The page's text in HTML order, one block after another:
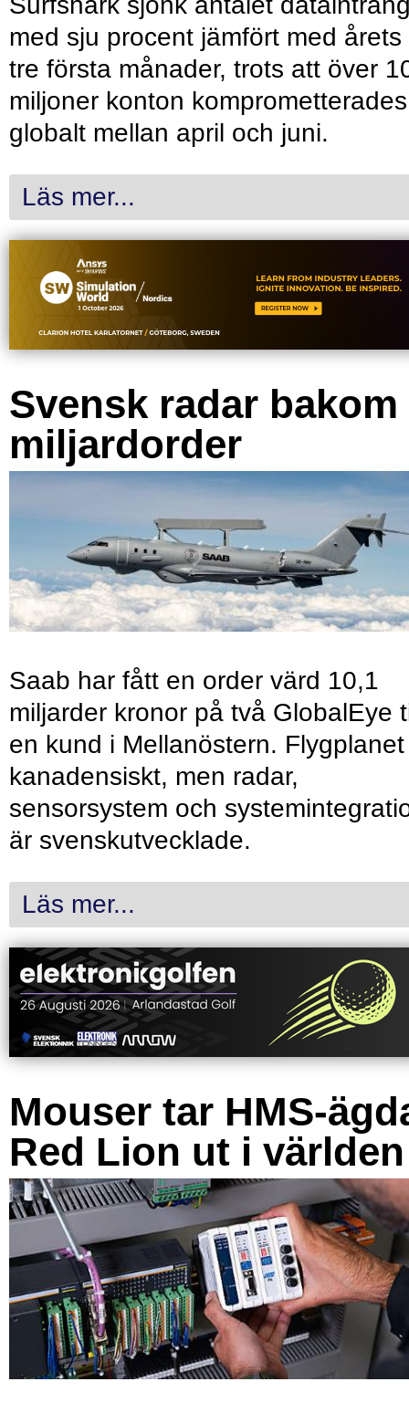
med sju procent jämfört med årets
tre första månader, trots att över
miljoner konton komprometterades
globalt mellan april och juni.
Läs mer...
Svensk radar bakom
miljardorder
Saab har fått en order värd 10,1
miljarder kronor på två GlobalEye
en kund i Mellanöstern.
kanadensiskt, men radar,
sensorsystem och
är svenskutvecklade.
Läs mer...
Mouser tar HMS-
Red Lion ut i världen